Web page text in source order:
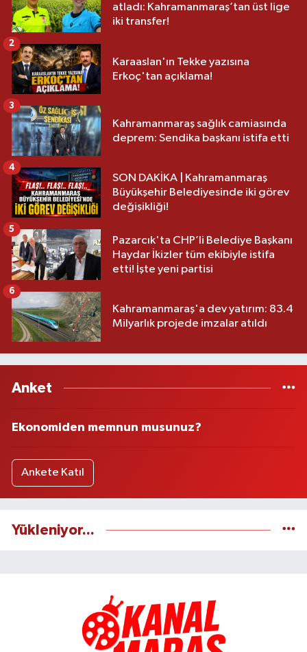
atladı: Kahramanmaraş’tan üst lige
iki transfer!
Karaaslan'ın Tekke yazısına
Erkoç'tan açıklama!
2
Kahramanmaraş sağlık camiasında
deprem: Sendika başkanı istifa etti
3
SON DAKİKA | Kahramanmaraş
Büyükşehir Belediyesinde iki görev
değişikliği!
4
Pazarcık'ta CHP’li Belediye Başkanı
Haydar İkizler tüm ekibiyle istifa
etti! İşte yeni partisi
5
Kahramanmaraş'a dev yatırım: 83.4
Milyarlık projede imzalar atıldı
6
Anket
Ekonomiden memnun musunuz?
Ankete Katıl
Yükleniyor...